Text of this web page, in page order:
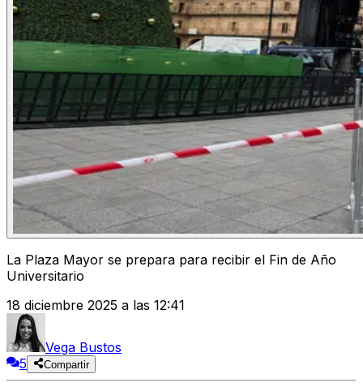
La Plaza Mayor se prepara para recibir el Fin de Año
Universitario
18 diciembre 2025 a las 12:41
Vega Bustos
5
Compartir